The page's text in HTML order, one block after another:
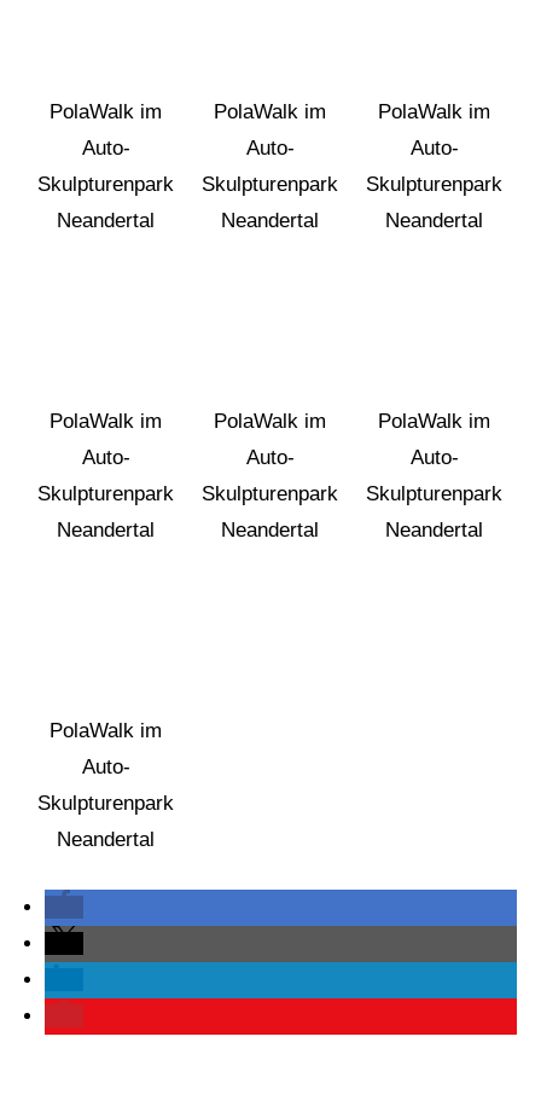
PolaWalk im
Auto-
Skulpturenpark
Neandertal
PolaWalk im
Auto-
Skulpturenpark
Neandertal
PolaWalk im
Auto-
Skulpturenpark
Neandertal
PolaWalk im
Auto-
Skulpturenpark
Neandertal
PolaWalk im
Auto-
Skulpturenpark
Neandertal
PolaWalk im
Auto-
Skulpturenpark
Neandertal
PolaWalk im
Auto-
Skulpturenpark
Neandertal